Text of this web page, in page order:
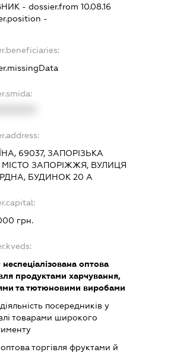
- dossier.from 10.08.16
-
69037, ЗАПОРІЗЬКА
МІСТО ЗАПОРІЖЖЯ, ВУЛИЦЯ
БУДИНОК 20 А
грн.
неспеціалізована оптова
продуктами харчування,
та тютюновими виробами
посередників у
товарами широкого
торгівля фруктами й